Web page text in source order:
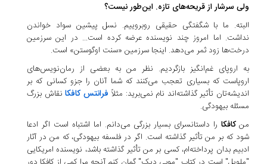
ولی سرشار از قریحه‌های تازه. این‌طور نیست؟
البته. ما با شگفتگی حقیقی روبروییم. نسل پیشین سواد خواندن
نداشت. اما امروز چند نویسنده عرضه کرده است... در این سرزمین
درخت‌ها زود ثمر می‌دهد. اینجا سرزمین «سنت اوگوستن» است.
به اروپای غم‌انگیز بازگردیم. نظر من به بعضی از رمان‌نویس‌های
اروپاست که بسیاری تعجب می‌کنند که شما آنان را جزو کسانی که بر
اندیشه‌تان تأثیر گذاشته‌اند نام نمی‌برید: مثلاً فرانتس کافکا نقاش بزرگ
مسئله بیهودگی.
کافکارا داستانسرای بسیار بزرگی می‌دانم. اما اشتباه است اگر ادعا
شود که بر من تأثیر گذاشته است. اگر در فلسفه بیهودگی، که من در آثار
ادبیم بدان پرداخته‌ام، کسی بر من تأثیر گذاشته باشد، نویسنده امریکایی